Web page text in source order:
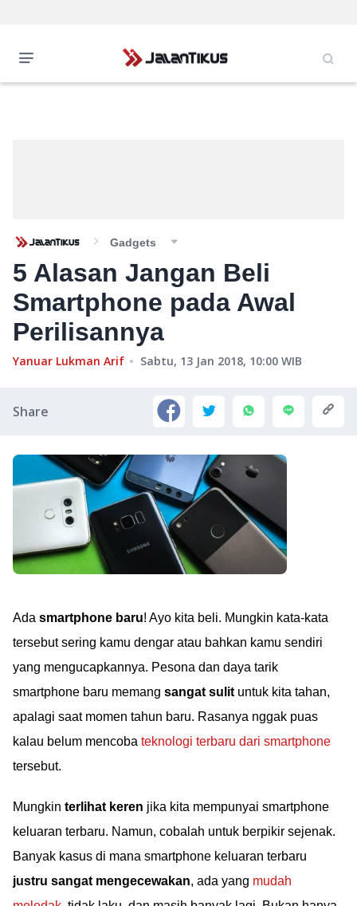
Gadgets
5 Alasan Jangan Beli
Smartphone pada Awal
Perilisannya
Yanuar Lukman Arif Sabtu, 13 Jan 2018, 10:00 WIB
Share
Ada smartphone baru! Ayo kita beli. Mungkin kata-kata
tersebut sering kamu dengar atau bahkan kamu sendiri
yang mengucapkannya. Pesona dan daya tarik
smartphone baru memang sangat sulit untuk kita tahan,
apalagi saat momen tahun baru. Rasanya nggak puas
kalau belum mencoba teknologi terbaru dari smartphone
tersebut.
Mungkin terlihat keren jika kita mempunyai smartphone
keluaran terbaru. Namun, cobalah untuk berpikir sejenak.
Banyak kasus di mana smartphone keluaran terbaru
justru sangat mengecewakan, ada yang mudah